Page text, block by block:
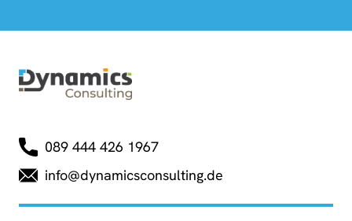
089 444 426 1967
info@dynamicsconsulting.de